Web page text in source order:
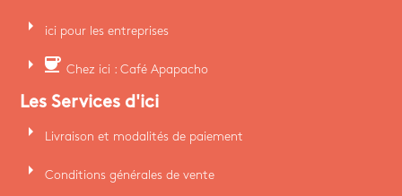
arrow_right ici pour les entreprises
arrow_right coffee Chez ici : Café Apapacho
Les Services d'ici
arrow_right Livraison et modalités de paiement
arrow_right Conditions générales de vente